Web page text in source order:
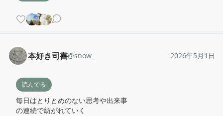
本好き司書@snow_ 2026年5月1日
読んでる
毎日はとりとめのない思考や出来事
の連続で紡がれていく